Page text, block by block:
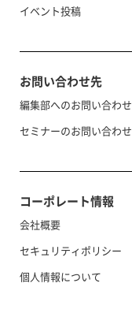
イベント投稿
お問い合わせ先
編集部へのお問い合わせ
セミナーのお問い合わせ
コーポレート情報
会社概要
セキュリティポリシー
個人情報について